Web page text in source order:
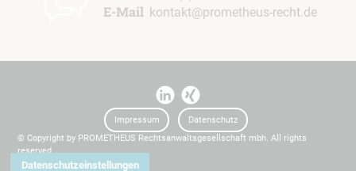
E-Mail kontakt@prometheus-recht.de
© Copyright by PROMETHEUS Rechtsanwaltsgesellschaft mbh. All rights
reserved.
Impressum Datenschutz
Datenschutzeinstellungen